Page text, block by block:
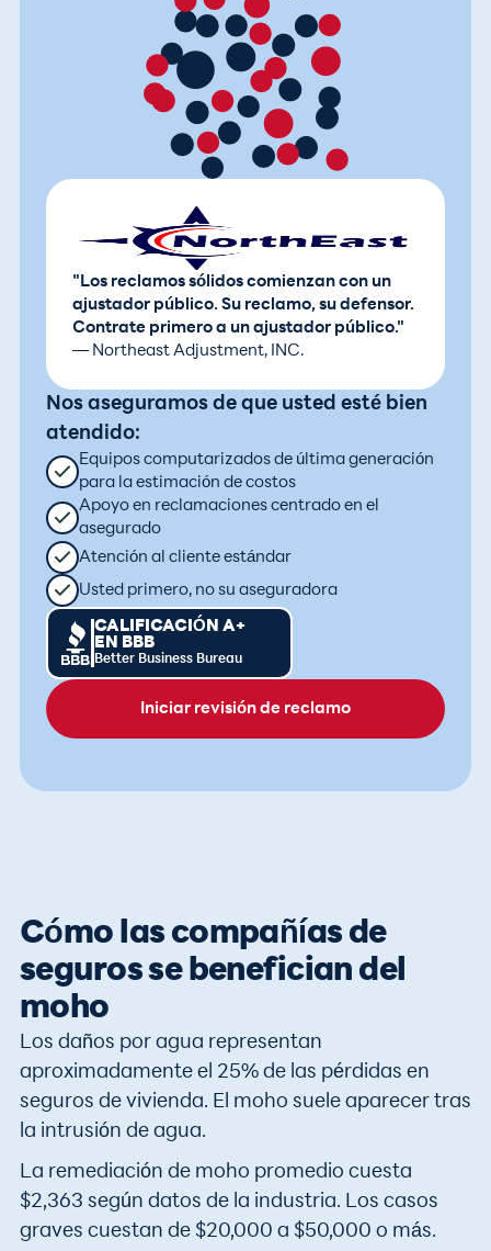
"Los reclamos sólidos comienzan con un
ajustador público. Su reclamo, su defensor.
Contrate primero a un ajustador público."
— Northeast Adjustment, INC.
Nos aseguramos de que usted esté bien
atendido:
Equipos computarizados de última generación
para la estimación de costos
Apoyo en reclamaciones centrado en el
asegurado
Atención al cliente estándar
Usted primero, no su aseguradora
CALIFICACIÓN A+
EN BBB
Better Business Bureau
Iniciar revisión de reclamo
Cómo las compañías de
seguros se benefician del
moho
Los daños por agua representan
aproximadamente el 25% de las pérdidas en
seguros de vivienda. El moho suele aparecer tras
la intrusión de agua.
La remediación de moho promedio cuesta
$2,363 según datos de la industria. Los casos
graves cuestan de $20,000 a $50,000 o más.